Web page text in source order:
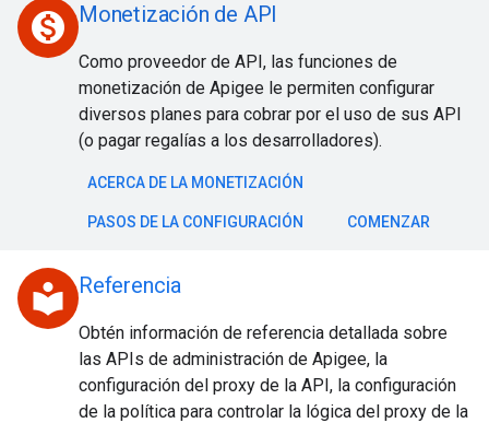
monetization_on Monetización de API
Como proveedor de API, las funciones de
monetización de Apigee le permiten configurar
diversos planes para cobrar por el uso de sus API
(o pagar regalías a los desarrolladores).
ACERCA DE LA MONETIZACIÓN
PASOS DE LA CONFIGURACIÓN COMENZAR
local_library Referencia
Obtén información de referencia detallada sobre
las APIs de administración de Apigee, la
configuración del proxy de la API, la configuración
de la política para controlar la lógica del proxy de la